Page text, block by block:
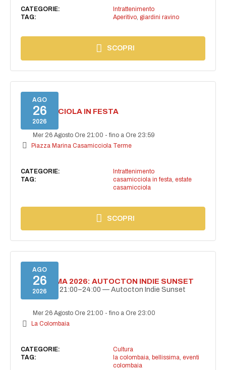
CATEGORIE:
Intrattenimento
TAG:
Aperitivo, giardini ravino
SCOPRI
AGO
26
2026
CASAMICCIOLA IN FESTA
Mer 26 Agosto Ore 21:00 -fino a Ore 23:59
Piazza Marina Casamicciola Terme
CATEGORIE:
Intrattenimento
TAG:
casamicciola in festa estate
casamicciola
SCOPRI
AGO
26
2026
BELLISSIMA 2026: AUTOCTON INDIE SUNSET
26 agosto | 21:00–24:00 — Autocton Indie Sunset
Mer 26 Agosto Ore 21:00 -fino a Ore 23:00
La Colombaia
CATEGORIE:
Cultura
TAG:
la colombaia, bellissima, eventi
colombaia